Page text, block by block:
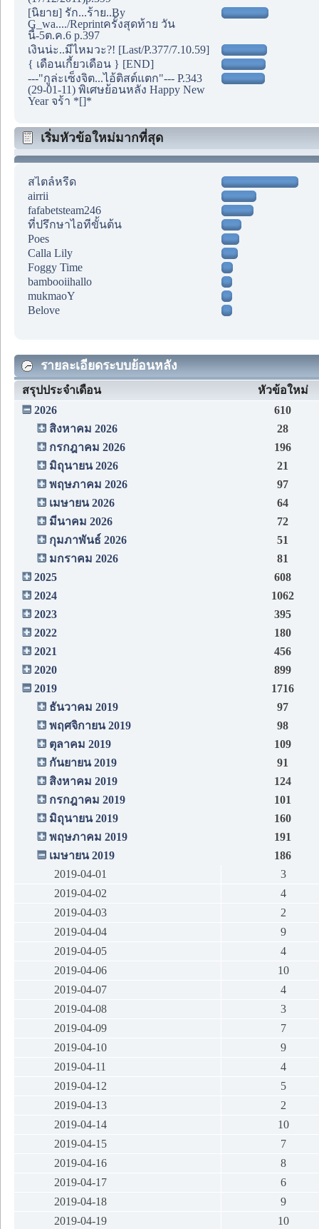
[นิยาย] รัก...ร้าย..By
G_wa..../Reprintครั้งสุดท้าย วัน
นี้-5ต.ค.6 p.397
เงินน่ะ..มีไหมวะ?! [Last/P.377/7.10.59]
{ เดือนเกี้ยวเดือน } [END]
---"กูล่ะเซ็งจิต...ไอ้ติสต์แตก"--- P.343
(29-01-11) พิเศษย้อนหลัง Happy New
Year จร้า *[]*
เริ่มหัวข้อใหม่มากที่สุด
สไตล์หรีด
airrii
fafabetsteam246
ที่ปรึกษาไอทีขั้นต้น
Poes
Calla Lily
Foggy Time
bambooiihallo
mukmaoY
Belove
รายละเอียดระบบย้อนหลัง
สรุปประจำเดือน
หัวข้อใหม่
2026
610
สิงหาคม 2026
28
กรกฎาคม 2026
196
มิถุนายน 2026
21
พฤษภาคม 2026
97
เมษายน 2026
64
มีนาคม 2026
72
กุมภาพันธ์ 2026
51
มกราคม 2026
81
2025
608
2024
1062
2023
395
2022
180
2021
456
2020
899
2019
1716
ธันวาคม 2019
97
พฤศจิกายน 2019
98
ตุลาคม 2019
109
กันยายน 2019
91
สิงหาคม 2019
124
กรกฎาคม 2019
101
มิถุนายน 2019
160
พฤษภาคม 2019
191
เมษายน 2019
186
2019-04-01
3
2019-04-02
4
2019-04-03
2
2019-04-04
9
2019-04-05
4
2019-04-06
10
2019-04-07
4
2019-04-08
3
2019-04-09
7
2019-04-10
9
2019-04-11
4
2019-04-12
5
2019-04-13
2
2019-04-14
10
2019-04-15
7
2019-04-16
8
2019-04-17
6
2019-04-18
9
2019-04-19
10